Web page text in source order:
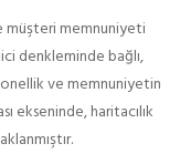
müşteri memnuniyeti
denkleminde bağlı,
ve memnuniyetin
ekseninde, haritacılık